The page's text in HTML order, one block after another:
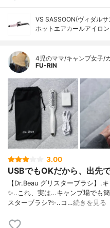
VS SASSOON(ヴィダルサ
ホットエアカールアイロ
4児のママ/キャンプ女子/
FU-RIN
3.00
USBでもOKだから、出先
【Dr.Beau グリスターブラシ】.
✨..これ、実は…キャンプ場でも
スターブラシ?✨..コ…続きを見る